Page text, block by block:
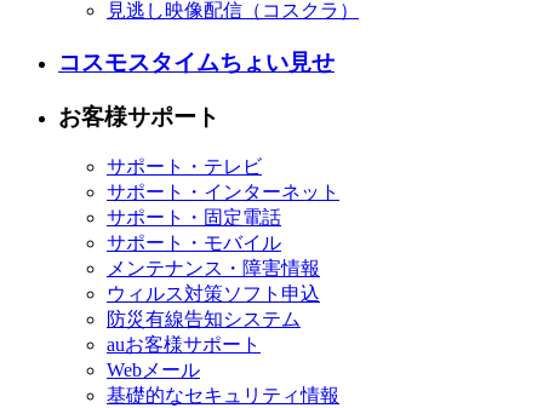
見逃し映像配信（コスクラ）
コスモスタイムちょい見せ
お客様サポート
サポート・テレビ
サポート・インターネット
サポート・固定電話
サポート・モバイル
メンテナンス・障害情報
ウィルス対策ソフト申込
防災有線告知システム
auお客様サポート
Webメール
基礎的なセキュリティ情報